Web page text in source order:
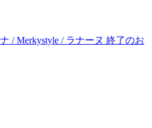
/ Merkystyle / ラナーヌ 終了のお